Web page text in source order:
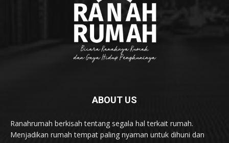
ABOUT US
Ranahrumah berkisah tentang segala hal terkait rumah.
Menjadikan rumah tempat paling nyaman untuk dihuni dan